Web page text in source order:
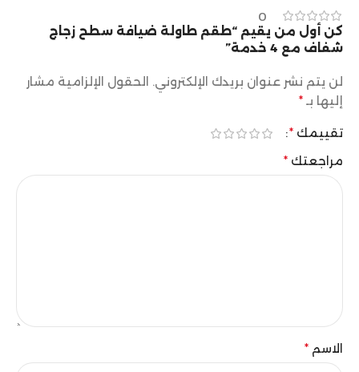
0
كن أول من يقيم “طقم طاولة ضيافة سطح زجاج
شفاف مع 4 خدمة”
لن يتم نشر عنوان بريدك الإلكتروني. الحقول الإلزامية مشار
إليها بـ *
تقييمك *
مراجعتك *
الاسم *